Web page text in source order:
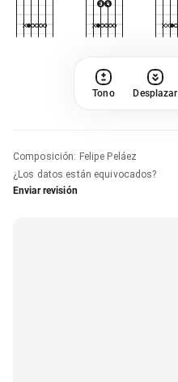
Tono Desplazar
Composición: Felipe Peláez
¿Los datos están equivocados?
Enviar revisión